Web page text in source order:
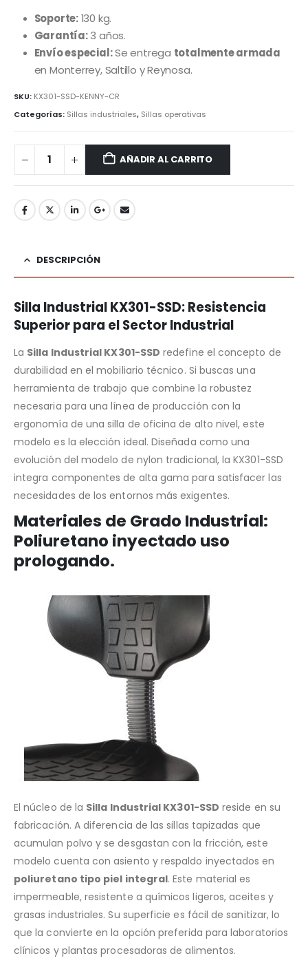
Soporte:130 kg.
Garantía:3 años.
Envío especial:Se entrega totalmente armada
en Monterrey, Saltillo y Reynosa.
SKU: KX301-SSD-KENNY-CR
Categorías: Sillas industriales, Sillas operativas
AÑADIR AL CARRITO
DESCRIPCIÓN
Silla Industrial KX301-SSD: Resistencia
Superior para el Sector Industrial
La Silla Industrial KX301-SSD redefine el concepto de
durabilidad en el mobiliario técnico. Si buscas una
herramienta de trabajo que combine la robustez
necesaria para una línea de producción con la
ergonomía de una silla de oficina de alto nivel, este
modelo es la elección ideal. Diseñada como una
evolución del modelo de nylon tradicional, la KX301-SSD
integra componentes de alta gama para satisfacer las
necesidades de los entornos más exigentes.
Materiales de Grado Industrial:
Poliuretano inyectado uso
prologando.
El núcleo de la Silla Industrial KX301-SSD reside en su
fabricación. A diferencia de las sillas tapizadas que
acumulan polvo y se desgastan con la fricción, este
modelo cuenta con asiento y respaldo inyectados en
poliuretano tipo piel integral. Este material es
impermeable, resistente a químicos ligeros, aceites y
grasas industriales. Su superficie es fácil de sanitizar, lo
que la convierte en la opción preferida para laboratorios
clínicos y plantas procesadoras de alimentos.